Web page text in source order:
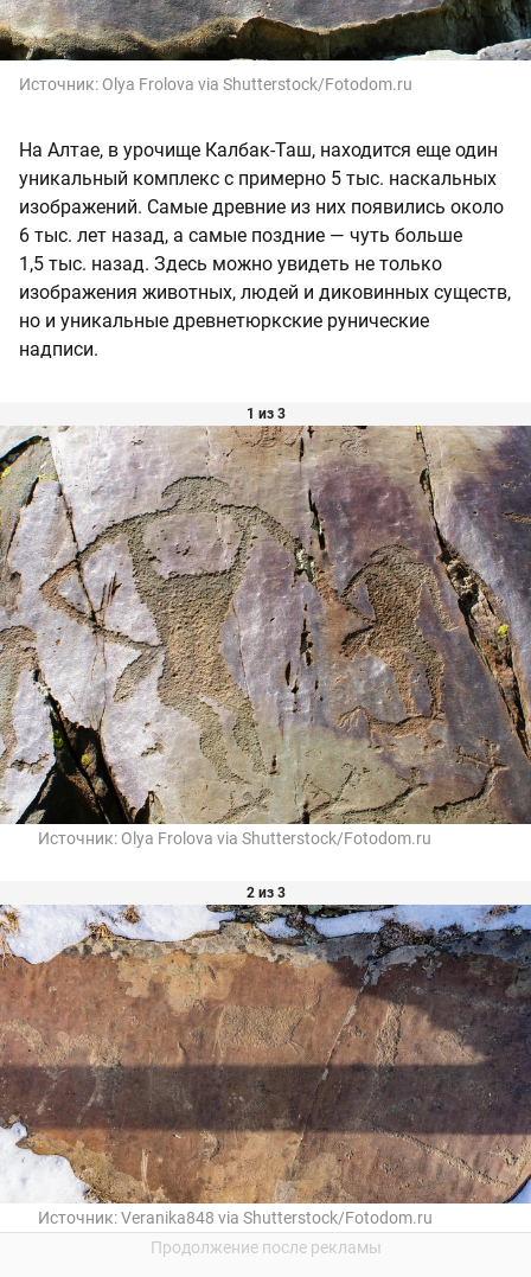
Источник: Olya Frolova via Shutterstock/Fotodom.ru
На Алтае, в урочище Калбак-Таш, находится еще один
уникальный комплекс с примерно 5 тыс. наскальных
изображений. Самые древние из них появились около
6 тыс. лет назад, а самые поздние — чуть больше
1,5 тыс. назад. Здесь можно увидеть не только
изображения животных, людей и диковинных существ,
но и уникальные древнетюркские рунические
надписи.
1 из 3
Источник: Olya Frolova via Shutterstock/Fotodom.ru
2 из 3
Источник:Veranika848 via Shutterstock/Fotodom.ru